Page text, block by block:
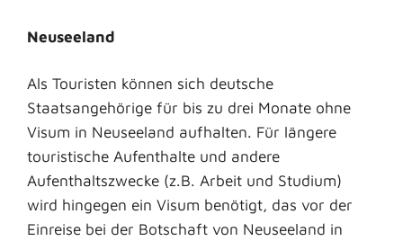
Neuseeland
Als Touristen können sich deutsche
Staatsangehörige für bis zu drei Monate ohne
Visum in Neuseeland aufhalten. Für längere
touristische Aufenthalte und andere
Aufenthaltszwecke (z.B. Arbeit und Studium)
wird hingegen ein Visum benötigt, das vor der
Einreise bei der Botschaft von Neuseeland in